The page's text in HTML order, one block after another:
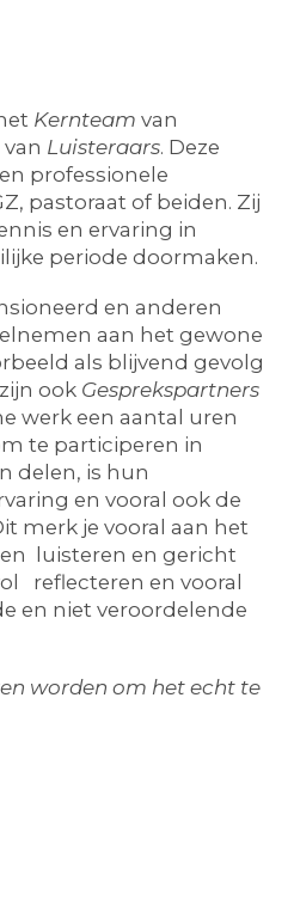
Kernteam van
Luisteraars. Deze
professionele
pastoraat of beiden. Zij
en ervaring in
periode doormaken.
en anderen
aan het gewone
als blijvend gevolg
ook Gesprekspartners
werk een aantal uren
te participeren in
delen, is hun
en vooral ook de
merk je vooral aan het
luisteren en gericht
reflecteren en vooral
en niet veroordelende
worden om het echt te